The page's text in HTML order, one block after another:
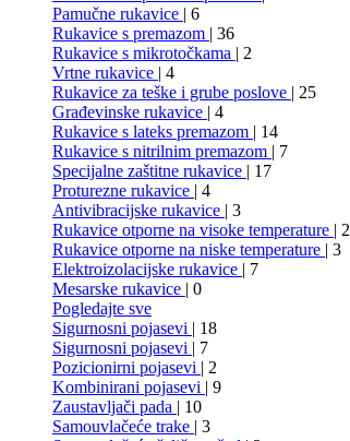
Pamučne rukavice | 6
Rukavice s premazom | 36
Rukavice s mikrotočkama | 2
Vrtne rukavice | 4
Rukavice za teške i grube poslove | 25
Građevinske rukavice | 4
Rukavice s lateks premazom | 14
Rukavice s nitrilnim premazom | 7
Specijalne zaštitne rukavice | 17
Proturezne rukavice | 4
Antivibracijske rukavice | 3
Rukavice otporne na visoke temperature | 2
Rukavice otporne na niske temperature | 3
Elektroizolacijske rukavice | 7
Mesarske rukavice | 0
Pogledajte sve
Sigurnosni pojasevi | 18
Sigurnosni pojasevi | 7
Pozicionirni pojasevi | 2
Kombinirani pojasevi | 9
Zaustavljači pada | 10
Samouvlačeće trake | 3